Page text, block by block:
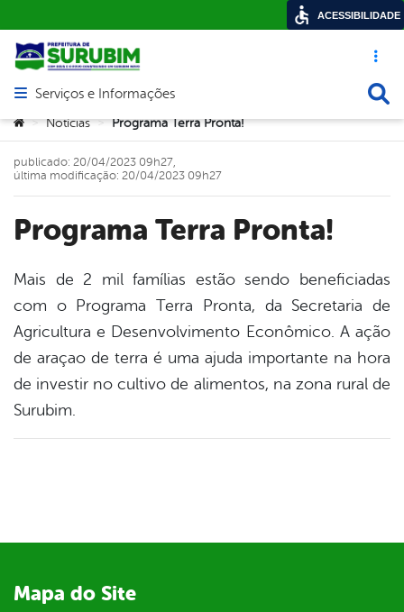
Acesso
Abrir menu principal de navegação
Serviços e Informações
Você está aqui:
> Notícias > Programa Terra Pronta!
Programa Terra Pronta!
publicado: 20/04/2023 09h27,
última modificação: 20/04/2023 09h27
Mais de 2 mil famílias estão sendo beneficiadas
com o Programa Terra Pronta, da Secretaria de
Agricultura e Desenvolvimento Econômico. A ação
de araçao de terra é uma ajuda importante na hora
de investir no cultivo de alimentos, na zona rural de
Surubim.
Mapa do Site
ACESSIBILIDADE